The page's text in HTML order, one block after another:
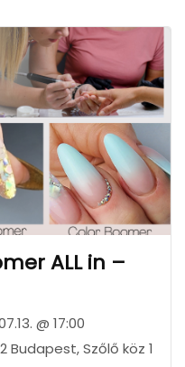
ALL in –
@ 17:00
Budapest, Szőlő köz 1